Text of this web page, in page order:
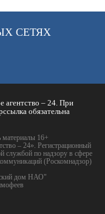
СЕТЯХ
агентство – 24. При
обязательна
материалы 16+
– 24». Регистрационный
по надзору в сфере
(Роскомнадзор)
дом НАО"